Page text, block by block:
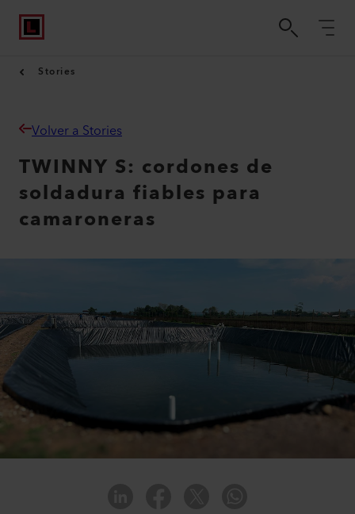
Stories
Volver a Stories
TWINNY S: cordones de
soldadura fiables para
camaroneras